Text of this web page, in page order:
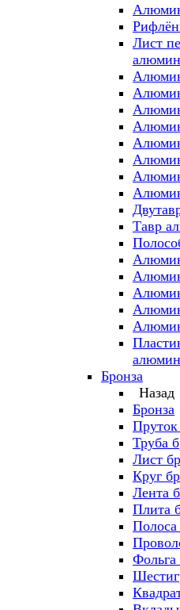
Лист
Тавр
Бронза
Назад
Бронза
Труба
Лист
Круг
Лента
Плита
Полоса
Фольга